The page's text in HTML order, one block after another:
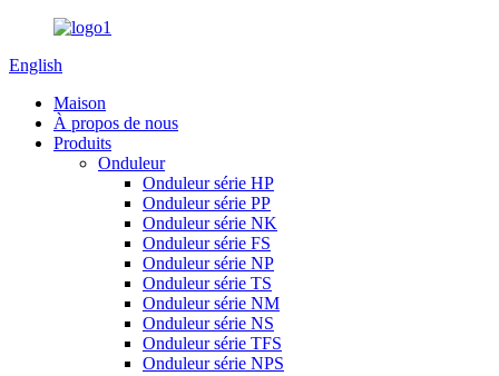
English
Maison
À propos de nous
Produits
Onduleur
Onduleur série HP
Onduleur série PP
Onduleur série NK
Onduleur série FS
Onduleur série NP
Onduleur série TS
Onduleur série NM
Onduleur série NS
Onduleur série TFS
Onduleur série NPS